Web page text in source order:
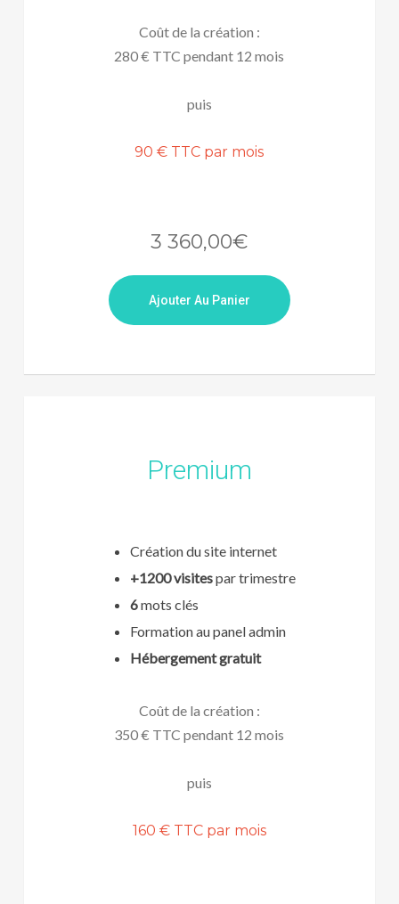
Coût de la création :
280 € TTC pendant 12 mois
puis
90 € TTC par mois
3 360,00€
Ajouter Au Panier
Premium
Création du site internet
+1200 visitespar trimestre
6mots clés
Formation au panel admin
Hébergement gratuit
Coût de la création :
350 € TTC pendant 12 mois
puis
160 € TTC par mois